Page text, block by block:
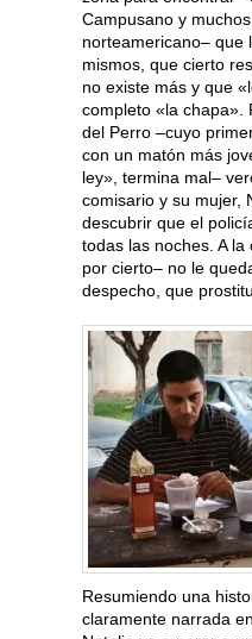
Campusano y
norteamericano– que
mismos, que cierto
no existe más y que
completo «la chapa».
del Perro –cuyo
con un matón más
ley», termina mal–
comisario y su mujer,
descubrir que el
todas las noches. A la
por cierto– no le
despecho, que
Resumiendo una
claramente narrada